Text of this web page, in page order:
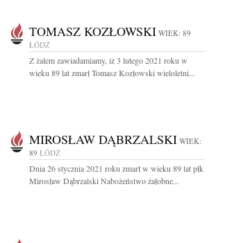
TOMASZ KOZŁOWSKI WIEK: 89
ŁÓDŹ
Z żalem zawiadamiamy, iż 3 lutego 2021 roku w
wieku 89 lat zmarł Tomasz Kozłowski wieloletni...
MIROSŁAW DĄBRZALSKI WIEK:
89 ŁÓDŹ
Dnia 26 stycznia 2021 roku zmarł w wieku 89 lat płk
Mirosław Dąbrzalski Nabożeństwo żałobne...